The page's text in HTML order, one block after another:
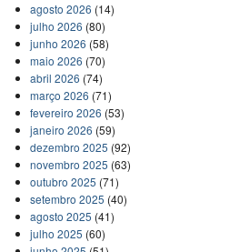
agosto 2026 (14)
julho 2026 (80)
junho 2026 (58)
maio 2026 (70)
abril 2026 (74)
março 2026 (71)
fevereiro 2026 (53)
janeiro 2026 (59)
dezembro 2025 (92)
novembro 2025 (63)
outubro 2025 (71)
setembro 2025 (40)
agosto 2025 (41)
julho 2025 (60)